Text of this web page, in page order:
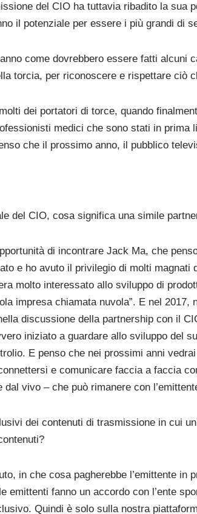
del CIO ha tuttavia ribadito la sua
il potenziale per essere i più grandi di
come dovrebbero essere fatti alcuni
torcia, per riconoscere e rispettare ciò
dei portatori di torce, quando
medici che sono stati in prima
che il prossimo anno, il pubblico
del CIO, cosa significa una simile
di incontrare Jack Ma, che
e ho avuto il privilegio di molti magnati
molto interessato allo sviluppo di
impresa chiamata nuvola”. E nel 2017,
discussione della partnership con il
iniziato a guardare allo sviluppo del
E penso che nei prossimi anni
e comunicare faccia a faccia
vivo – che può rimanere con
dei contenuti di trasmissione in cui
in che cosa pagherebbe l’emittente in
emittenti fanno un accordo con l’ente
Quindi è solo sulla nostra